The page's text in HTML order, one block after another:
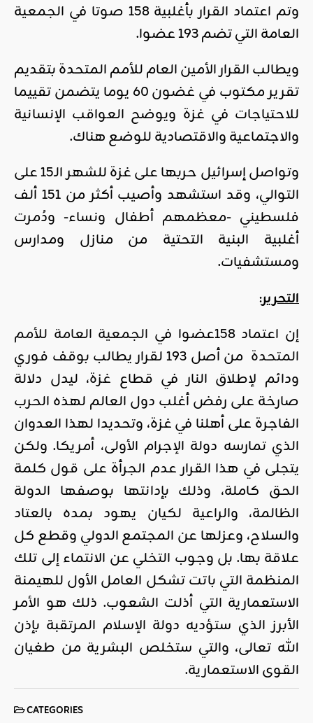
وتم اعتماد القرار بأغلبية 158 صوتا في الجمعية
العامة التي تضم 193 عضوا
.
ويطالب القرار الأمين العام للأمم المتحدة بتقديم
تقرير مكتوب في غضون 60 يوما يتضمن تقييما
للاحتياجات في غزة ويوضح العواقب الإنسانية
والاجتماعية والاقتصادية للوضع هناك.
وتواصل إسرائيل حربها على غزة للشهر الـ15 على
التوالي، وقد استشهد وأصيب أكثر من 151 ألف
فلسطيني -معظمهم أطفال ونساء- ودُمرت
أغلبية البنية التحتية من منازل ومدارس
ومستشفيات.
التحرير:
إن اعتماد 158عضوا في
الجمعية العامة للأمم
المتحدة
من أصل 193 لقرار يطالب بوقف فوري
ودائم لإطلاق النار في قطاع غزة، ليدل دلالة
صارخة على رفض أغلب دول العالم لهذه الحرب
الفاجرة على أهلنا في غزة، وتحديدا لهذا العدوان
الذي تمارسه دولة الإجرام الأولى، أمريكا. ولكن
يتجلى في هذا القرار عدم الجرأة على قول كلمة
الحق كاملة، وذلك بإدانتها بوصفها الدولة
الظالمة، والراعية لكيان يهود بمده بالعتاد
والسلاح، وعزلها عن المجتمع الدولي وقطع كل
علاقة بها. بل وجوب التخلي عن الانتماء إلى تلك
المنظمة التي باتت تشكل العامل الأول للهيمنة
الاستعمارية التي أذلت الشعوب. ذلك هو الأمر
الأبرز الذي ستؤديه دولة الإسلام المرتقبة بإذن
الله تعالى، والتي ستخلص البشرية من طغيان
القوى الاستعمارية.
CATEGORIES